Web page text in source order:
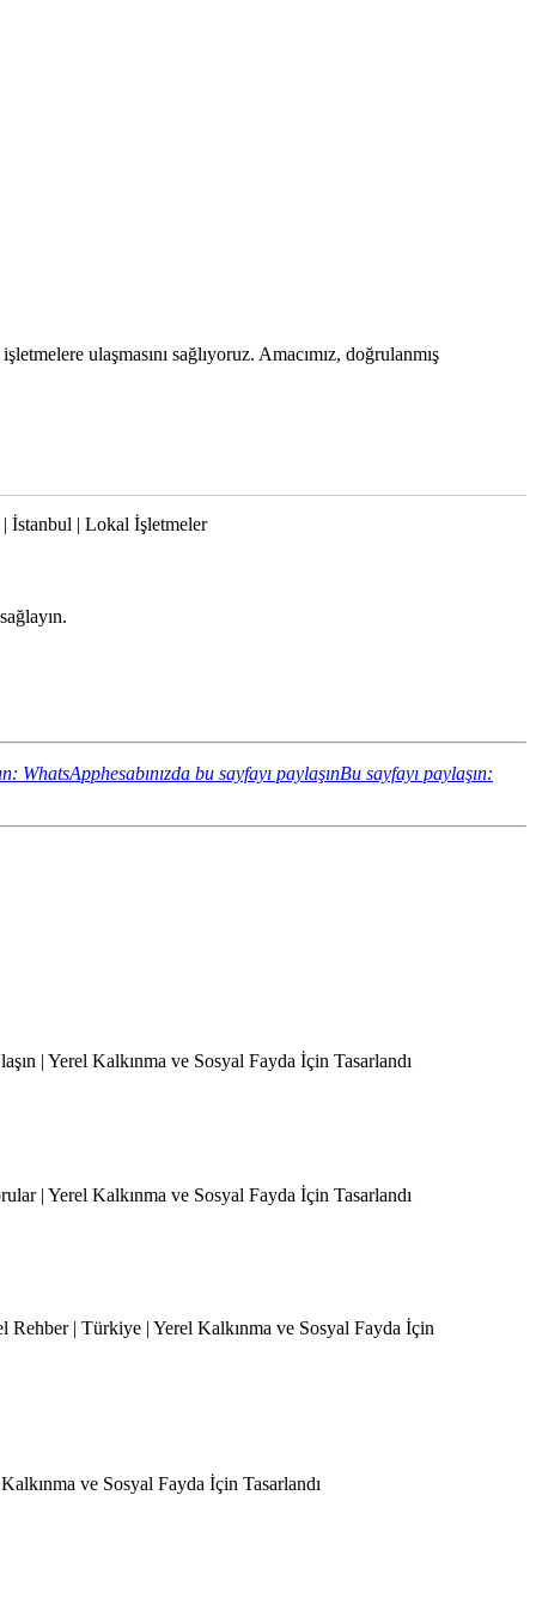
ulaşmasını sağlıyoruz. Amacımız, doğrulanmış
İstanbul | Lokal İşletmeler
WhatsApphesabınızda bu sayfayı paylaşınBu sayfayı paylaşın:
| Yerel Kalkınma ve Sosyal Fayda İçin Tasarlandı
| Yerel Kalkınma ve Sosyal Fayda İçin Tasarlandı
| Türkiye | Yerel Kalkınma ve Sosyal Fayda İçin
ve Sosyal Fayda İçin Tasarlandı